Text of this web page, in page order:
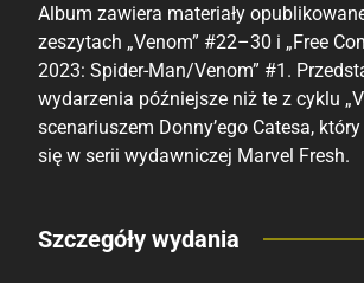
Album zawiera materiały
zeszytach „Venom” #22–30 i „Free
2023: Spider-Man/Venom” #1.
wydarzenia późniejsze niż te z cyklu
scenariuszem Donny’ego Catesa,
się w serii wydawniczej Marvel Fresh.
Porównaj ceny
Szczegóły wydania